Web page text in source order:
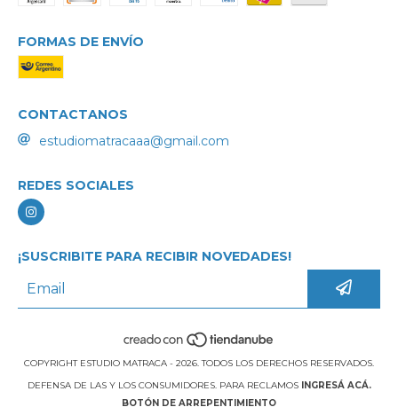
FORMAS DE ENVÍO
CONTACTANOS
estudiomatracaaa@gmail.com
REDES SOCIALES
¡SUSCRIBITE PARA RECIBIR NOVEDADES!
COPYRIGHT ESTUDIO MATRACA - 2026. TODOS LOS DERECHOS RESERVADOS.
DEFENSA DE LAS Y LOS CONSUMIDORES. PARA RECLAMOS INGRESÁ ACÁ.
BOTÓN DE ARREPENTIMIENTO